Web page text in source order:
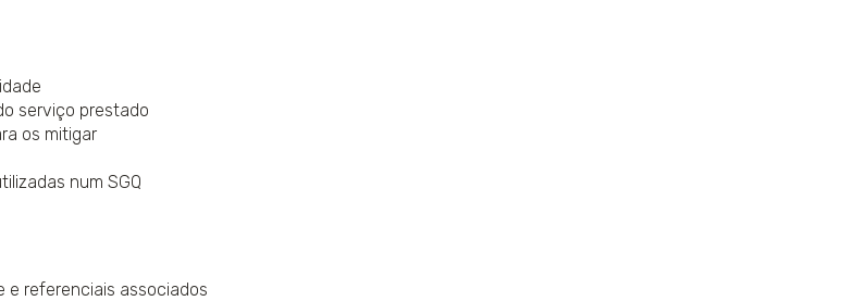
serviço prestado
os mitigar
num SGQ
e referenciais associados